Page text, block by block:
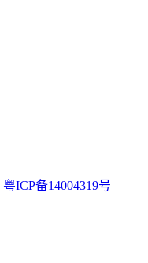
粤ICP备14004319号